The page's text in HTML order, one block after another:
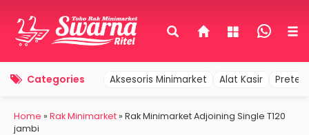
Categories Aksesoris Minimarket Alat Kasir
Home » Rak Minimarket» Rak Minimarket Adjoining Single T120
jambi